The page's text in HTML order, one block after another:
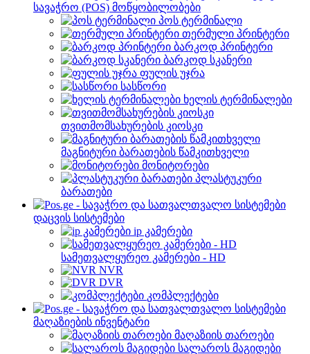
სავაჭრო (POS) მოწყობილობები
პოს ტერმინალი
თერმული პრინტერი
ბარკოდ პრინტერი
ბარკოდ სკანერი
ფულის უჯრა
სასწორი
ხელის ტერმინალები
თვითმომსახურების კიოსკი
მაგნიტური ბარათების წამკითხველი
მონიტორები
პლასტუკური
ბარათები
დაცვის სისტემები
ip კამერები
სამეთვალყურეო კამერები - HD
NVR
DVR
კომპლექტები
მაღაზიების ინვენტარი
მაღაზიის თაროები
სალაროს მაგიდები